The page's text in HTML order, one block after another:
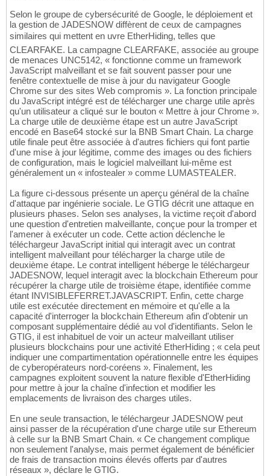
Selon le groupe de cybersécurité de Google, le déploiement et
la gestion de JADESNOW diffèrent de ceux de campagnes
similaires qui mettent en uvre EtherHiding, telles que
CLEARFAKE. La campagne CLEARFAKE, associée au groupe
de menaces UNC5142, « fonctionne comme un framework
JavaScript malveillant et se fait souvent passer pour une
fenêtre contextuelle de mise à jour du navigateur Google
Chrome sur des sites Web compromis ». La fonction principale
du JavaScript intégré est de télécharger une charge utile après
qu'un utilisateur a cliqué sur le bouton « Mettre à jour Chrome ».
La charge utile de deuxième étape est un autre JavaScript
encodé en Base64 stocké sur la BNB Smart Chain. La charge
utile finale peut être associée à d'autres fichiers qui font partie
d'une mise à jour légitime, comme des images ou des fichiers
de configuration, mais le logiciel malveillant lui-même est
généralement un « infostealer » comme LUMASTEALER.
La figure ci-dessous présente un aperçu général de la chaîne
d'attaque par ingénierie sociale. Le GTIG décrit une attaque en
plusieurs phases. Selon ses analyses, la victime reçoit d'abord
une question d'entretien malveillante, conçue pour la tromper et
l'amener à exécuter un code. Cette action déclenche le
téléchargeur JavaScript initial qui interagit avec un contrat
intelligent malveillant pour télécharger la charge utile de
deuxième étape. Le contrat intelligent héberge le téléchargeur
JADESNOW, lequel interagit avec la blockchain Ethereum pour
récupérer la charge utile de troisième étape, identifiée comme
étant INVISIBLEFERRET.JAVASCRIPT. Enfin, cette charge
utile est exécutée directement en mémoire et qu'elle a la
capacité d'interroger la blockchain Ethereum afin d'obtenir un
composant supplémentaire dédié au vol d'identifiants. Selon le
GTIG, il est inhabituel de voir un acteur malveillant utiliser
plusieurs blockchains pour une activité EtherHiding ; « cela peut
indiquer une compartimentation opérationnelle entre les équipes
de cyberopérateurs nord-coréens ». Finalement, les
campagnes exploitent souvent la nature flexible d'EtherHiding
pour mettre à jour la chaîne d'infection et modifier les
emplacements de livraison des charges utiles.
En une seule transaction, le téléchargeur JADESNOW peut
ainsi passer de la récupération d'une charge utile sur Ethereum
à celle sur la BNB Smart Chain. « Ce changement complique
non seulement l'analyse, mais permet également de bénéficier
de frais de transaction moins élevés offerts par d'autres
réseaux », déclare le GTIG.